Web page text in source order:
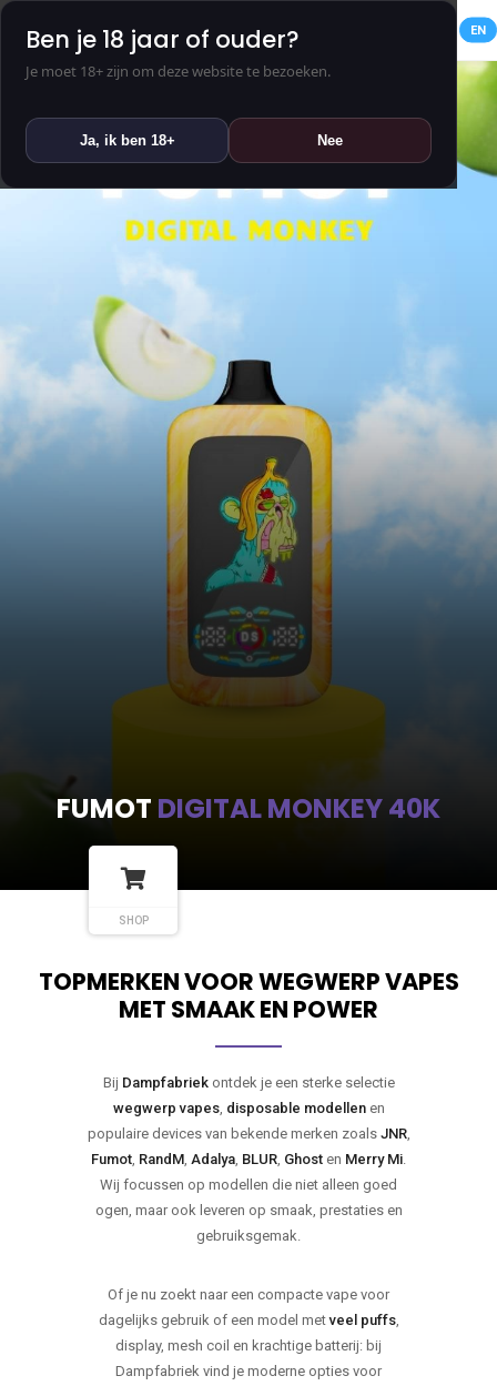
Ben je 18 jaar of ouder?
Je moet 18+ zijn om deze website te bezoeken.
Ja, ik ben 18+ Nee
EN
FUMOT DIGITAL MONKEY 40K
SHOP
TOPMERKEN VOOR WEGWERP VAPES
MET SMAAK EN POWER
Bij Dampfabriekontdek je een sterke selectie
wegwerp vapes, disposable modellenen
populaire devices van bekende merken zoals JNR,
Fumot RandM Adalya BLUR Ghost en Merry Mi
Wij focussen op modellen die niet alleen goed
ogen, maar ook leveren op smaak, prestaties en
gebruiksgemak.
Of je nu zoekt naar een compacte vape voor
dagelijks gebruik of een model metveel puffs,
display, mesh coil en krachtige batterij: bij
Dampfabriek vind je moderne opties voor